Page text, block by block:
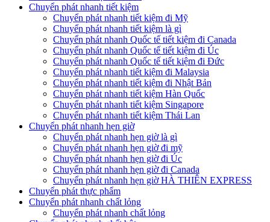
Chuyển phát nhanh tiết kiệm
Chuyển phát nhanh tiết kiệm đi Mỹ
Chuyển phát nhanh tiết kiệm là gì
Chuyển phát nhanh Quốc tế tiết kiệm đi Canada
Chuyển phát nhanh Quốc tế tiết kiệm đi Úc
Chuyển phát nhanh Quốc tế tiết kiệm đi Đức
Chuyển phát nhanh tiết kiệm đi Malaysia
Chuyển phát nhanh tiết kiệm đi Nhật Bản
Chuyển phát nhanh tiết kiệm Hàn Quốc
Chuyển phát nhanh tiết kiệm Singapore
Chuyển phát nhanh tiết kiệm Thái Lan
Chuyển phát nhanh hẹn giờ
Chuyển phát nhanh hẹn giờ là gì
Chuyển phát nhanh hẹn giờ đi mỹ
Chuyển phát nhanh hẹn giờ đi Úc
Chuyển phát nhanh hẹn giờ đi Canada
Chuyển phát nhanh hẹn giờ HÀ THIÊN EXPRESS
Chuyển phát thực phẩm
Chuyển phát nhanh chất lỏng
Chuyển phát nhanh chất lỏng